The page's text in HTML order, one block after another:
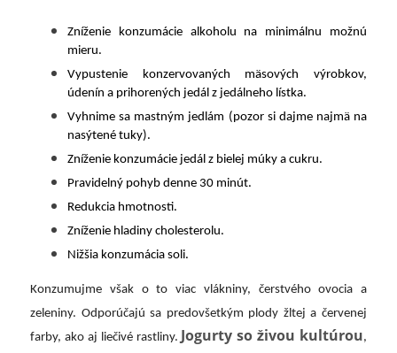
Zníženie konzumácie alkoholu na minimálnu možnú
mieru.
Vypustenie konzervovaných mäsových výrobkov,
údenín a prihorených jedál z jedálneho lístka.
Vyhnime sa mastným jedlám (pozor si dajme najmä na
nasýtené tuky).
Zníženie konzumácie jedál z bielej múky a cukru.
Pravidelný pohyb denne 30 minút.
Redukcia hmotnosti.
Zníženie hladiny cholesterolu.
Nižšia konzumácia soli.
Konzumujme však o to viac vlákniny, čerstvého ovocia a
zeleniny. Odporúčajú sa predovšetkým plody žltej a červenej
farby, ako aj liečivé rastliny. Jogurty so živou kultúrou,